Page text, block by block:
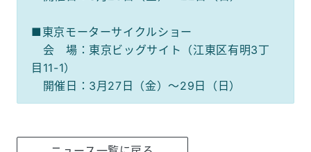
■東京モーターサイクルショー
会 場：東京ビッグサイト（江東区有明3丁
目11-1）
開催日：3月27日（金）～29日（日）